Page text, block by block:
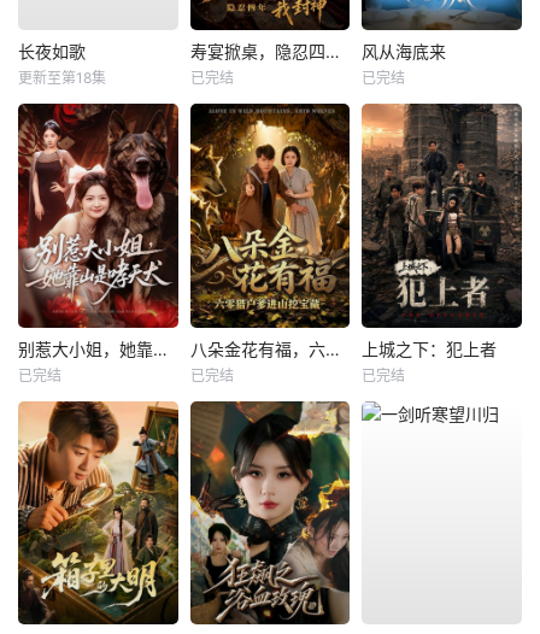
长夜如歌
更新至第18集
寿宴掀桌，隐忍四年我封神
已完结
风从海底来
已完结
别惹大小姐，她靠山是哮天犬
已完结
八朵金花有福，六零猎户爹进山挖宝藏
已完结
上城之下：犯上者
已完结